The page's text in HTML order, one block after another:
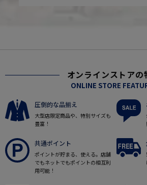
オンラインストアの
ONLINE STORE
圧倒的な品揃え
大型店限定商品や、特別サイズも
豊富！
共通ポイント
ポイントが貯まる、使える。店舗
でもネットでもポイントの相互利
用可能！